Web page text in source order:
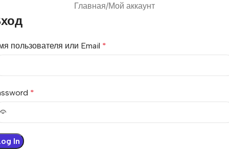
Главная Мой аккаунт
пользователя или Email *
*
In